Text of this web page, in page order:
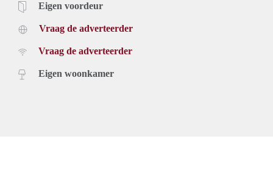
Eigen voordeur
Vraag de adverteerder
Vraag de adverteerder
Eigen woonkamer